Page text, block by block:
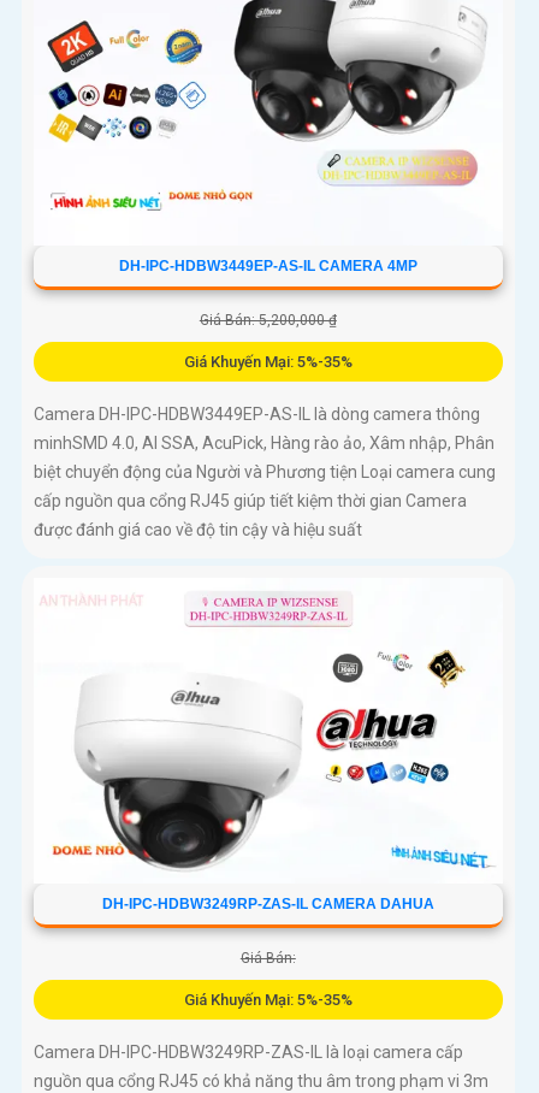
DH-IPC-HDBW3449EP-AS-IL CAMERA 4MP
Giá Bán: 5,200,000 ₫
Giá Khuyến Mại: 5%-35%
Camera DH-IPC-HDBW3449EP-AS-IL là dòng camera thông
minhSMD 4.0, AI SSA, AcuPick, Hàng rào ảo, Xâm nhập, Phân
biệt chuyển động của Người và Phương tiện Loại camera cung
cấp nguồn qua cổng RJ45 giúp tiết kiệm thời gian Camera
được đánh giá cao về độ tin cậy và hiệu suất
DH-IPC-HDBW3249RP-ZAS-IL CAMERA DAHUA
Giá Bán:
Giá Khuyến Mại: 5%-35%
Camera DH-IPC-HDBW3249RP-ZAS-IL là loại camera cấp
nguồn qua cổng RJ45 có khả năng thu âm trong phạm vi 3m